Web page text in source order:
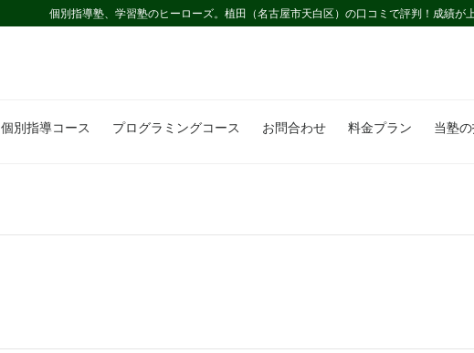
個別指導塾、学習塾のヒーローズ。植田（名古屋市天白区）の口コミで評判！成績が
個別指導コース プログラミングコース お問合わせ 料金プラン 当塾